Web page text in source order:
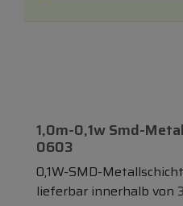
1,0m-0,1w Smd-
0603
0,1W-SMD-
lieferbar innerhalb von